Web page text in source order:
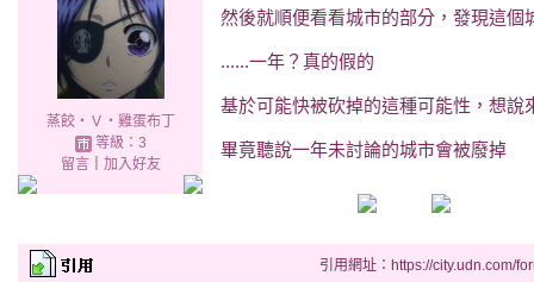
蒸餃‧Ｖ‧雞蛋布丁
等級：3
留言｜ 加入好友
然後就順便看看城市的部分，發現這個
......一年？真的假的
基於可能快被砍掉的這種可能性，想
畢竟聽說一年未討論的城市會被廢掉
引用網址：https://city.udn.com/